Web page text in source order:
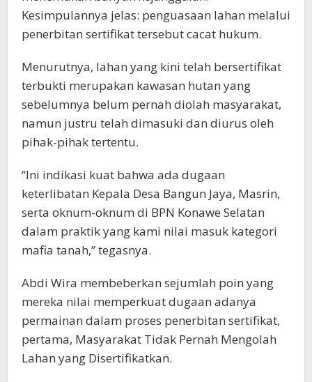
Kesimpulannya jelas: penguasaan lahan melalui
penerbitan sertifikat tersebut cacat hukum.
Menurutnya, lahan yang kini telah bersertifikat
terbukti merupakan kawasan hutan yang
sebelumnya belum pernah diolah masyarakat,
namun justru telah dimasuki dan diurus oleh
pihak-pihak tertentu.
“Ini indikasi kuat bahwa ada dugaan
keterlibatan Kepala Desa Bangun Jaya, Masrin,
serta oknum-oknum di BPN Konawe Selatan
dalam praktik yang kami nilai masuk kategori
mafia tanah,” tegasnya.
Abdi Wira membeberkan sejumlah poin yang
mereka nilai memperkuat dugaan adanya
permainan dalam proses penerbitan sertifikat,
pertama, Masyarakat Tidak Pernah Mengolah
Lahan yang Disertifikatkan.